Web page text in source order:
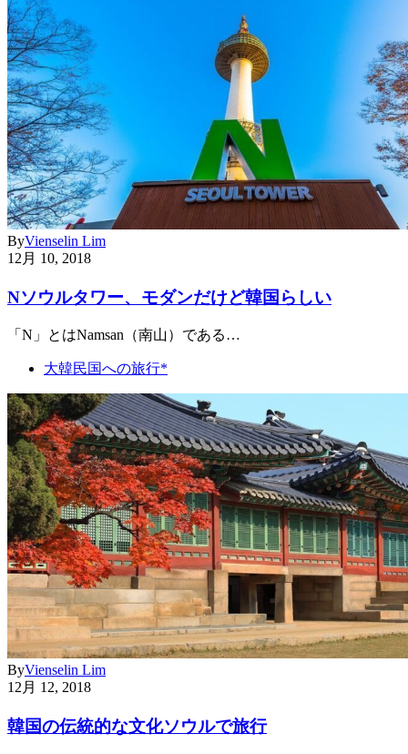
ByVienselin Lim
12月 10, 2018
Nソウルタワー、モダンだけど韓国らしい
「N」とはNamsan（南山）である…
大韓民国への旅行*
ByVienselin Lim
12月 12, 2018
韓国の伝統的な文化ソウルで旅行